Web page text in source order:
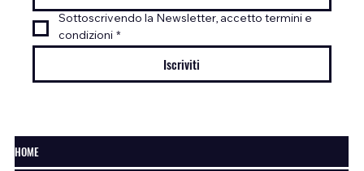
Sottoscrivendo la Newsletter, accetto termini e
condizioni *
Iscriviti
HOME